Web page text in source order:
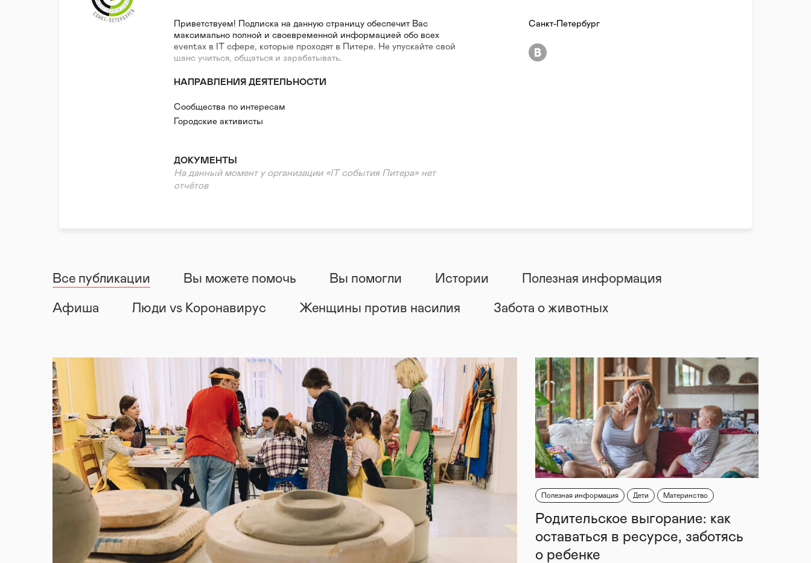
Приветствуем! Подписка на данную страницу обеспечит Вас
максимально полной и своевременной информацией обо всех
eventах в IT сфере, которые проходят в Питере. Не упускайте свой
шанс учиться, общаться и зарабатывать.
НАПРАВЛЕНИЯ ДЕЯТЕЛЬНОСТИ
Сообщества по интересам
Городские активисты
ДОКУМЕНТЫ
На данный момент у организации «IT события Питера» нет
отчётов
Санкт-Петербург
Все публикации Вы можете помочь Вы помогли Истории Полезная информация
Афиша Люди vs Коронавирус Женщины против насилия Забота о животных
Полезная информация Дети Материнство
Родительское выгорание: как
оставаться в ресурсе, заботясь
о ребенке